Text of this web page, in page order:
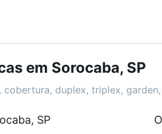
como piscina,
alguma dúvida dos custos
em Sorocaba, SP
cobertura, duplex, triplex,
SP